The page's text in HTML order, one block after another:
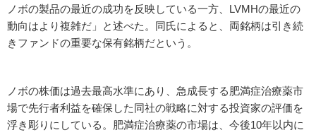
ノボの製品の最近の成功を反映している一方、LVMHの最近の
動向はより複雑だ」と述べた。同氏によると、両銘柄は引き続
きファンドの重要な保有銘柄だという。
ノボの株価は過去最高水準にあり、急成長する肥満症治療薬市
場で先行者利益を確保した同社の戦略に対する投資家の評価を
浮き彫りにしている。肥満症治療薬の市場は、今後10年以内に